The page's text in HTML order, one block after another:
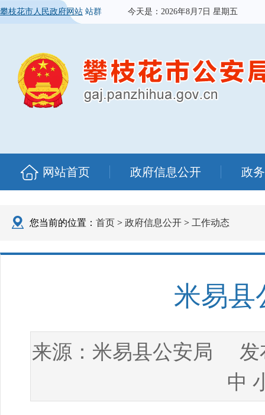
攀枝花市人民政府网站 站群 今天是： 2026年8月7日 星期五
网站首页 政府信息公开 政
您当前的位置： 首页 > 政府信息公开 > 工作动态
米易县
来源： 米易县公安局 发
中